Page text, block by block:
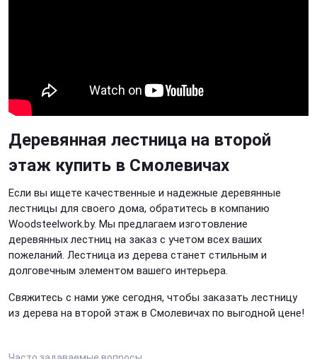
Деревянная лестница на второй
этаж купить в Смолевичах
Если вы ищете качественные и надежные деревянные
лестницы для своего дома, обратитесь в компанию
Woodsteelwork.by. Мы предлагаем изготовление
деревянных лестниц на заказ с учетом всех ваших
пожеланий. Лестница из дерева станет стильным и
долговечным элементом вашего интерьера.
Свяжитесь с нами уже сегодня, чтобы заказать лестницу
из дерева на второй этаж в Смолевичах по выгодной цене!